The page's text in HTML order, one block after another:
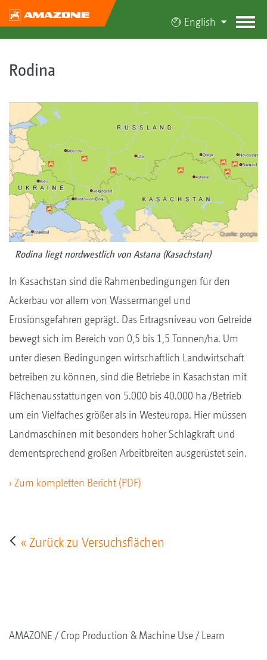
English
Rodina
Rodina liegt nordwestlich von Astana (Kasachstan)
In Kasachstan sind die Rahmenbedingungen für den
Ackerbau vor allem von Wassermangel und
Erosionsgefahren geprägt. Das Ertragsniveau von Getreide
bewegt sich im Bereich von 0,5 bis 1,5 Tonnen/ha. Um
unter diesen Bedingungen wirtschaftlich Landwirtschaft
betreiben zu können, sind die Betriebe in Kasachstan mit
Flächenausstattungen von 5.000 bis 40.000 ha /Betrieb
um ein Vielfaches größer als in Westeuropa. Hier müssen
Landmaschinen mit besonders hoher Schlagkraft und
dementsprechend großen Arbeitbreiten ausgerüstet sein.
› Zum kompletten Bericht (PDF)
« Zurück zu Versuchsflächen
AMAZONE Crop Production & Machine Use Learn